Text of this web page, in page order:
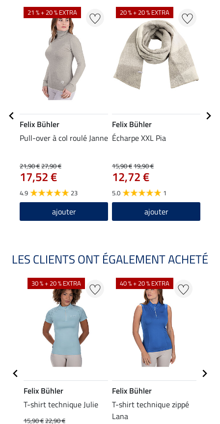
21 % + 20 % EXTRA
Felix Bühler
Pull-over à col roulé Janne
21,90 €27,90 €
17,52 €
4.9 23
ajouter
20 % + 20 % EXTRA
Felix Bühler
Écharpe XXL Pia
15,90 €19,90 €
12,72 €
5.0 1
ajouter
LES CLIENTS ONT ÉGALEMENT ACHETÉ
30 % + 20 % EXTRA
Felix Bühler
T-shirt technique Julie
15,90 €22,90 €
40 % + 20 % EXTRA
Felix Bühler
T-shirt technique zippé
Lana